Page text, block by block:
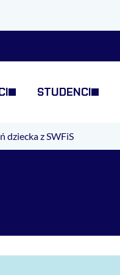
STUDENCI
dziecka z SWFiS